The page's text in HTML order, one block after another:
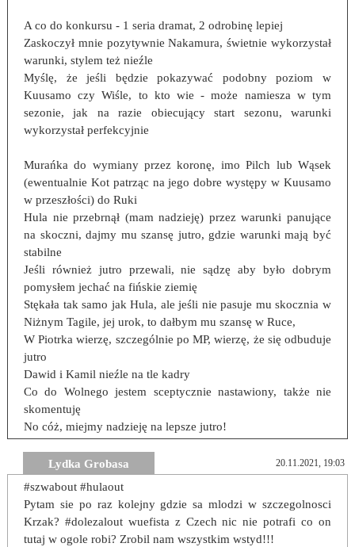
A co do konkursu - 1 seria dramat, 2 odrobinę lepiej
Zaskoczył mnie pozytywnie Nakamura, świetnie wykorzystał
warunki, stylem też nieźle
Myślę, że jeśli będzie pokazywać podobny poziom w
Kuusamo czy Wiśle, to kto wie - może namiesza w tym
sezonie, jak na razie obiecujący start sezonu, warunki
wykorzystał perfekcyjnie
Murańka do wymiany przez koronę, imo Pilch lub Wąsek
(ewentualnie Kot patrząc na jego dobre występy w Kuusamo
w przeszłości) do Ruki
Hula nie przebrnął (mam nadzieję) przez warunki panujące
na skoczni, dajmy mu szansę jutro, gdzie warunki mają być
stabilne
Jeśli również jutro przewali, nie sądzę aby było dobrym
pomysłem jechać na fińskie ziemię
Stękała tak samo jak Hula, ale jeśli nie pasuje mu skocznia w
Niżnym Tagile, jej urok, to dałbym mu szansę w Ruce,
W Piotrka wierzę, szczególnie po MP, wierzę, że się odbuduje
jutro
Dawid i Kamil nieźle na tle kadry
Co do Wolnego jestem sceptycznie nastawiony, także nie
skomentuję
No cóż, miejmy nadzieję na lepsze jutro!
Lydka Grobasa 20.11.2021, 19:03
#szwabout #hulaout
Pytam sie po raz kolejny gdzie sa mlodzi w szczegolnosci
Krzak? #dolezalout wuefista z Czech nic nie potrafi co on
tutaj w ogole robi? Zrobil nam wszystkim wstyd!!!